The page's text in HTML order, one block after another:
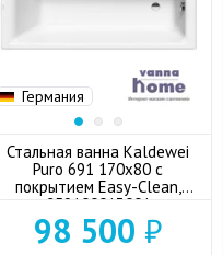
Германия
Стальная ванна Kaldewei
Puro 691 170x80 с
покрытием Easy-Clean,
259100013001
98 500 ₽